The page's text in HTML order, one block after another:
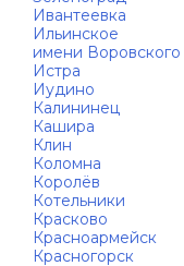
Ивантеевка
Ильинское
имени Воровского
Истра
Иудино
Калининец
Кашира
Клин
Коломна
Королёв
Котельники
Красково
Красноармейск
Красногорск